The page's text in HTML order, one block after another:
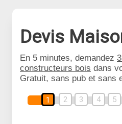
Devis
En 5 minutes, demandez
constructeurs bois dans
Gratuit, sans pub et sans
1 2 3 4 5